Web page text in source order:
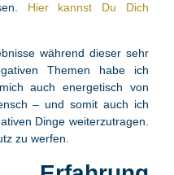
Hier kannst Du Dich
während dieser sehr
Themen habe ich
auch energetisch von
– und somit auch ich
Dinge weiterzutragen.
zu werfen.